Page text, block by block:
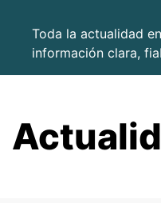
Toda la actualidad
información clara,